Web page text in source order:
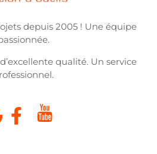
depuis 2005 ! Une équipe
qualité. Un service